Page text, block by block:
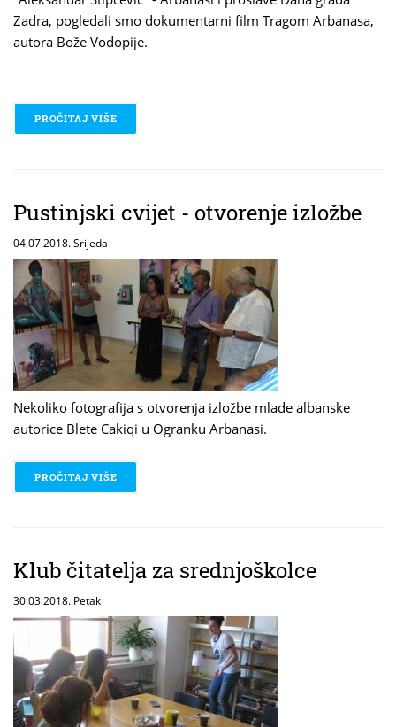
Zadra, pogledali smo dokumentarni film Tragom Arbanasa,
autora Bože Vodopije.
PROČITAJ VIŠE
Pustinjski cvijet - otvorenje izložbe
04.07.2018. Srijeda
Nekoliko fotografija s otvorenja izložbe mlade albanske
autorice Blete Cakiqi u Ogranku Arbanasi.
PROČITAJ VIŠE
Klub čitatelja za srednjoškolce
30.03.2018. Petak